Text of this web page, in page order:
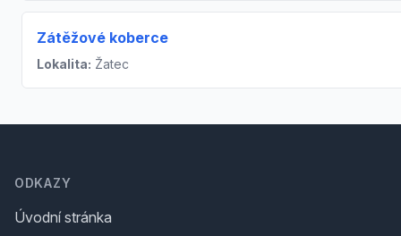
Zátěžové koberce
Lokalita: Žatec
ODKAZY
Úvodní stránka